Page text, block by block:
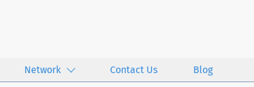
Network Contact Us Blog